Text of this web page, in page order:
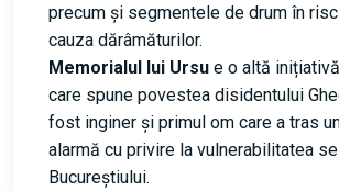
precum și segmentele de drum în
cauza dărâmăturilor.
Memorialul lui Ursu e o altă
care spune povestea disidentului
fost inginer și primul om care a tras
alarmă cu privire la vulnerabilitatea
Bucureștiului.